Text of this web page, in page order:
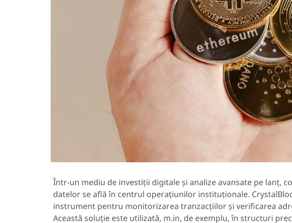
Într-un mediu de investiții digitale și analize avansate pe lanț,
datelor se află în centrul operațiunilor instituționale.
instrument pentru monitorizarea tranzacțiilor și verificarea
Această soluție este utilizată, m.in, de exemplu, în structuri